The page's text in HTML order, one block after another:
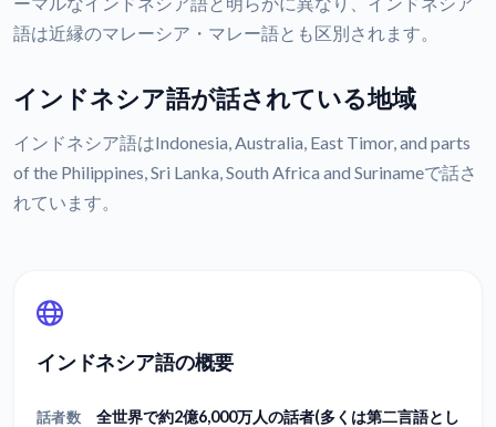
語は近縁のマレーシア・マレー語とも区別されます。
インドネシア語が話されている地域
インドネシア語はIndonesia, Australia, East Timor, and parts
of the Philippines, Sri Lanka, South Africa and Surinameで話さ
れています。
インドネシア語の概要
話者数
全世界で約2億6,000万人の話者(多くは第二言語とし